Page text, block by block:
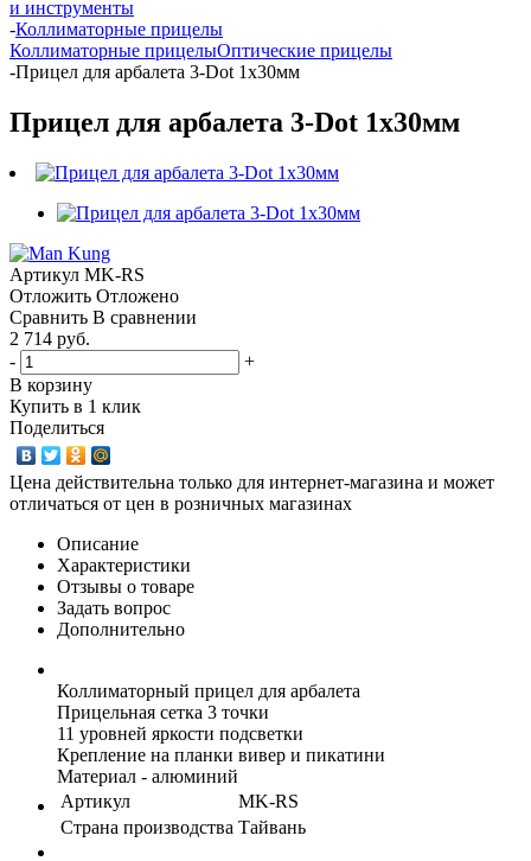
и инструменты
-Коллиматорные прицелы
Коллиматорные прицелыОптические прицелы
-Прицел для арбалета 3-Dot 1x30мм
Прицел для арбалета 3-Dot 1x30мм
Артикул MK-RS
Отложить Отложено
Сравнить В сравнении
2 714 руб.
-
+
В корзину
Купить в 1 клик
Поделиться
Цена действительна только для интернет-магазина и может
отличаться от цен в розничных магазинах
Описание
Характеристики
Отзывы о товаре
Задать вопрос
Дополнительно
Коллиматорный прицел для арбалета
Прицельная сетка 3 точки
11 уровней яркости подсветки
Крепление на планки вивер и пикатини
Материал - алюминий
Артикул
MK-RS
Страна производства Тайвань